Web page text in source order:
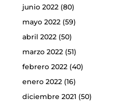
junio 2022(80)
mayo 2022(59)
abril 2022(50)
marzo 2022(51)
febrero 2022(40)
enero 2022(16)
diciembre 2021 (50)